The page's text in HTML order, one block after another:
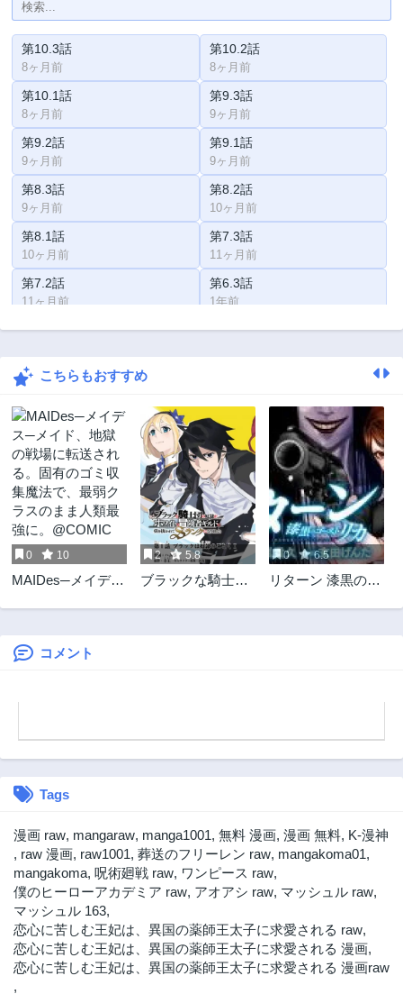
第10.3話
8ヶ月前
第10.2話
8ヶ月前
第10.1話
8ヶ月前
第9.3話
9ヶ月前
第9.2話
9ヶ月前
第9.1話
9ヶ月前
第8.3話
9ヶ月前
第8.2話
10ヶ月前
第8.1話
10ヶ月前
第7.3話
11ヶ月前
第7.2話
11ヶ月前
第6.3話
1年前
第6.2話 第6.1話
第5.3話
第5.1話
1年前
第4.3話
1年前
第4.2話
1年前
第4.1話
1年前
第3.3話
1年前
第3.2話
1年前
第3.1話
1年前
第2.3話
1年前
第2.2話 第2.1話
第1話
こちらもおすすめ
0 10
MAIDes─メイデス
る。固有のゴミ収
集魔法で、最弱ク
2 5.8
ブラックな騎士団
引き抜かれてSラ
0 6.5
リターン 漆黒のゴ
コメント
Tags
漫画 raw, mangaraw, manga1001, 無料 漫画, 漫画 無料, K-漫神
, raw 漫画, raw1001, 葬送のフリーレン raw, mangakoma01,
mangakoma, 呪術廻戦 raw, ワンピース raw,
僕のヒーローアカデミア raw, アオアシ raw, マッシュル raw,
マッシュル 163,
恋心に苦しむ王妃は、異国の薬師王太子に求愛される raw,
恋心に苦しむ王妃は、異国の薬師王太子に求愛される 漫画,
恋心に苦しむ王妃は、異国の薬師王太子に求愛される 漫画raw
,